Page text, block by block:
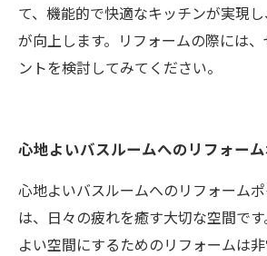
て、機能的で快適なキッチンが実現
が向上します。リフォームの際には
ントを検討してみてください。
心地よいバスルームへのリフォー
心地よいバスルームへのリフォーム
は、日々の疲れを癒す大切な空間で
よい空間にするためのリフォームは